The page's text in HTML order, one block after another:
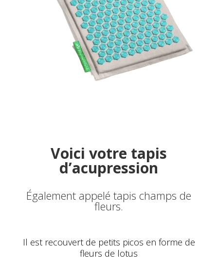
Voici votre tapis
d’acupression
Également appelé tapis champs de
fleurs.
Il est recouvert de petits picos en forme de
fleurs de lotus